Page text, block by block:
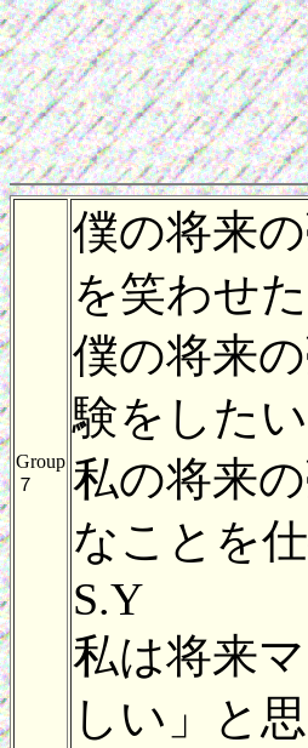
Group
７
僕の将来
を笑わせ
僕の将来
験をした
私の将来
なことを
S.Y
私は将来
しい」と